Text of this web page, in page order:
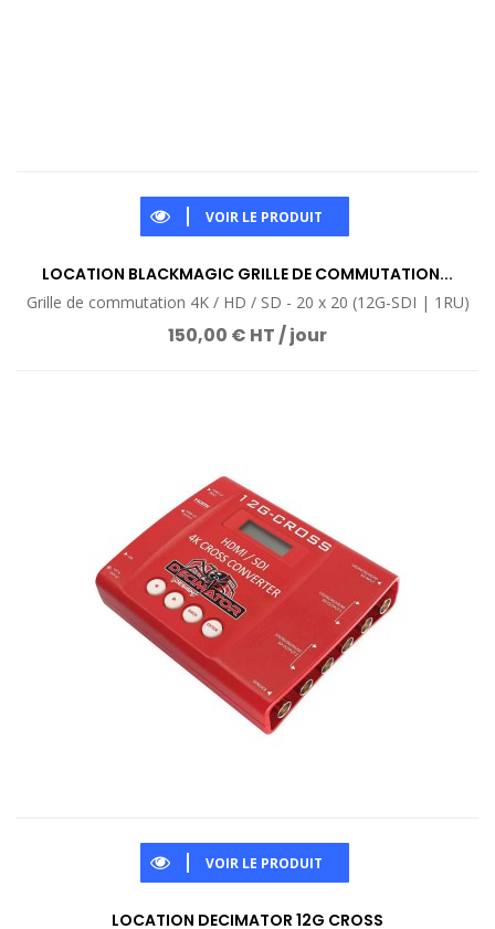
VOIR LE PRODUIT
LOCATION BLACKMAGIC GRILLE DE COMMUTATION...
Grille de commutation 4K / HD / SD - 20 x 20 (12G-SDI | 1RU)
150,00 € HT / jour
VOIR LE PRODUIT
LOCATION DECIMATOR 12G CROSS